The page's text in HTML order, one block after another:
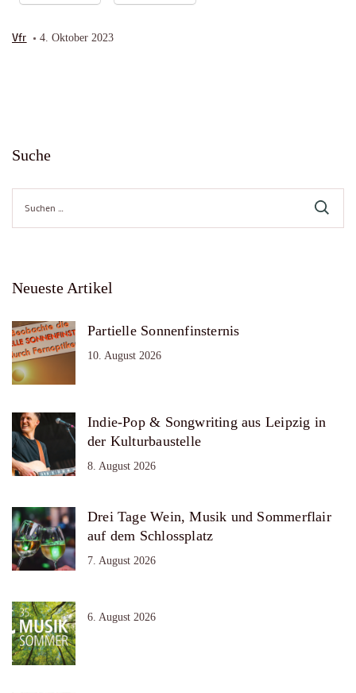
Vfr 4. Oktober 2023
Suche
Suche
nach:
Neueste Artikel
Partielle Sonnenfinsternis
10. August 2026
Indie-Pop & Songwriting aus Leipzig in
der Kulturbaustelle
8. August 2026
Drei Tage Wein, Musik und Sommerflair
auf dem Schlossplatz
7. August 2026
6. August 2026